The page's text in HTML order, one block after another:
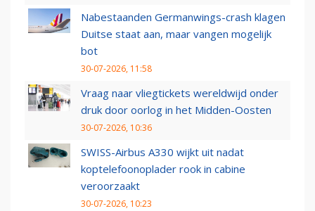
Nabestaanden Germanwings-crash klagen
Duitse staat aan, maar vangen mogelijk
bot
30-07-2026, 11:58
Vraag naar vliegtickets wereldwijd onder
druk door oorlog in het Midden-Oosten
30-07-2026, 10:36
SWISS-Airbus A330 wijkt uit nadat
koptelefoonoplader rook in cabine
veroorzaakt
30-07-2026, 10:23